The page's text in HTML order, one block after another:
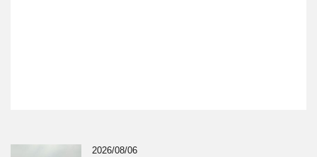
2026/08/06